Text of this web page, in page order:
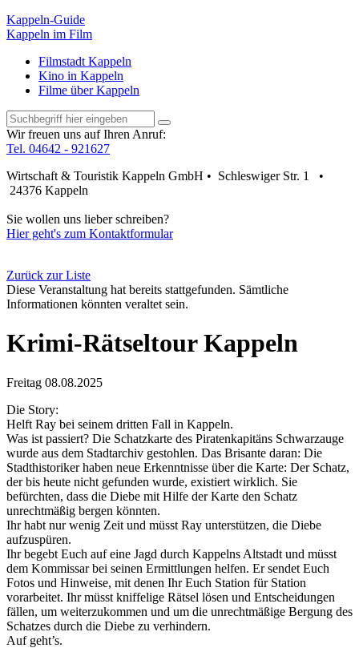
Kappeln-Guide
Kappeln im Film
Filmstadt Kappeln
Kino in Kappeln
Filme über Kappeln
Wir freuen uns auf Ihren Anruf:
Tel. 04642 - 921627
Wirtschaft & Touristik Kappeln GmbH • Schleswiger Str. 1 •
24376 Kappeln
Sie wollen uns lieber schreiben?
Hier geht's zum Kontaktformular
Zurück zur Liste
Diese Veranstaltung hat bereits stattgefunden. Sämtliche
Informationen könnten veraltet sein.
Krimi-Rätseltour Kappeln
Freitag 08.08.2025
Die Story:
Helft Ray bei seinem dritten Fall in Kappeln.
Was ist passiert? Die Schatzkarte des Piratenkapitäns Schwarzauge
wurde aus dem Stadtarchiv gestohlen. Das Brisante daran: Die
Stadthistoriker haben neue Erkenntnisse über die Karte: Der Schatz,
der bis heute nicht gefunden wurde, existiert wirklich. Sie
befürchten, dass die Diebe mit Hilfe der Karte den Schatz
unrechtmäßig bergen könnten.
Ihr habt nur wenig Zeit und müsst Ray unterstützen, die Diebe
aufzuspüren.
Ihr begebt Euch auf eine Jagd durch Kappelns Altstadt und müsst
dem Kommissar bei seinen Ermittlungen helfen. Er sendet Euch
Fotos und Hinweise, mit denen Ihr Euch Station für Station
vorarbeitet. Ihr müsst kniffelige Rätsel lösen und Entscheidungen
fällen, um weiterzukommen und um die unrechtmäßige Bergung des
Schatzes durch die Diebe zu verhindern.
Auf geht’s.